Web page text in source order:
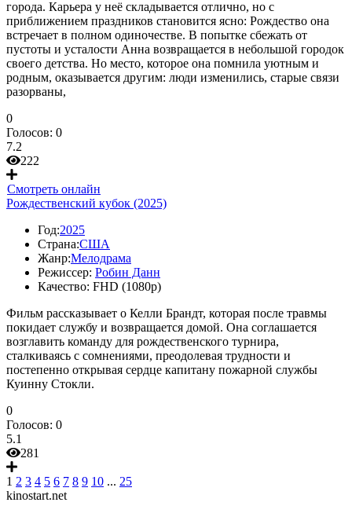
города. Карьера у неё складывается отлично, но с
приближением праздников становится ясно: Рождество она
встречает в полном одиночестве. В попытке сбежать от
пустоты и усталости Анна возвращается в небольшой городок
своего детства. Но место, которое она помнила уютным и
родным, оказывается другим: люди изменились, старые связи
разорваны,
0
Голосов: 0
7.2
222
Смотреть онлайн
Рождественский кубок (2025)
Год:2025
Страна:США
Жанр:Мелодрама
Режиссер: Робин Данн
Качество: FHD (1080p)
Фильм рассказывает о Келли Брандт, которая после травмы
покидает службу и возвращается домой. Она соглашается
возглавить команду для рождественского турнира,
сталкиваясь с сомнениями, преодолевая трудности и
постепенно открывая сердце капитану пожарной службы
Куинну Стокли.
0
Голосов: 0
5.1
281
1 2 3 4 5 6 7 8 9 10 ... 25
kinostart.net